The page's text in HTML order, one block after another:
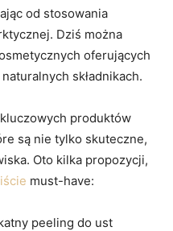
od stosowania
Dziś można
oferujących
składnikach.
produktów⁢
⁣są ‌nie tylko skuteczne,
Oto kilka ‍propozycji,
must-have:
peeling ⁤do ust